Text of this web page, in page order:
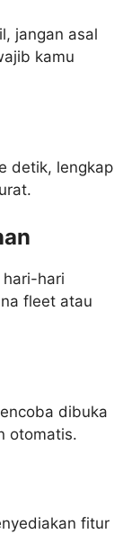
jangan asal
kamu
detik, lengkap
hari
fleet atau
dibuka
otomatis.
fitur